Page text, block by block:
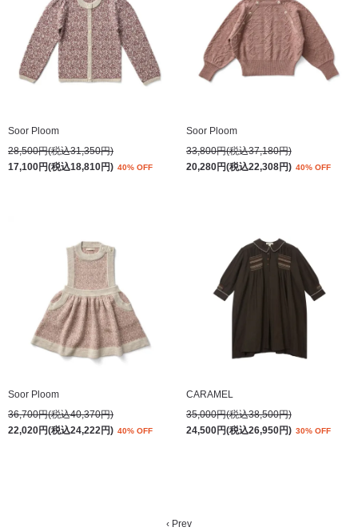
Soor Ploom
28,500円(税込31,350円)
17,100円(税込18,810円) 40% OFF
Soor Ploom
33,800円(税込37,180円)
20,280円(税込22,308円) 40% OFF
Soor Ploom
36,700円(税込40,370円)
22,020円(税込24,222円) 40% OFF
CARAMEL
35,000円(税込38,500円)
24,500円(税込26,950円) 30% OFF
‹ Prev